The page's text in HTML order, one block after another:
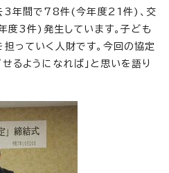
3年間で78件(今年度21件)、交
3件)発生しています。子ども
っていく人財です。今回の協定
るようになれば」と思いを語り